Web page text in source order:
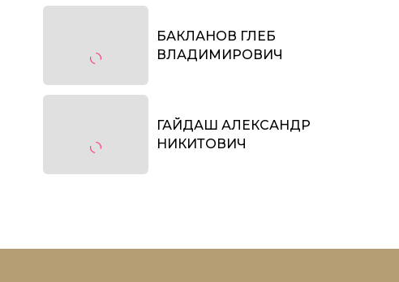
БАКЛАНОВ ГЛЕБ
ВЛАДИМИРОВИЧ
ГАЙДАШ АЛЕКСАНДР
НИКИТОВИЧ